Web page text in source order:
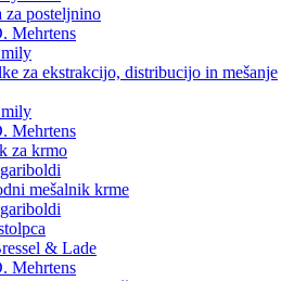
za posteljnino
Mehrtens
za ekstrakcijo, distribucijo in mešanje
Mehrtens
za krmo
mešalnik krme
& Lade
Mehrtens